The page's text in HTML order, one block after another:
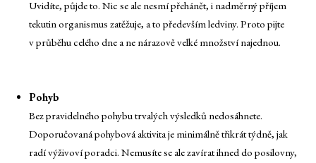
Uvidíte, půjde to. Nic se ale nesmí přehánět, i nadměrný příjem
tekutin organismus zatěžuje, a to především ledviny. Proto pijte
v průběhu celého dne a ne nárazově velké množství najednou.
Pohyb
Bez pravidelného pohybu trvalých výsledků nedosáhnete.
Doporučovaná pohybová aktivita je minimálně třikrát týdně, jak
radí výživoví poradci. Nemusíte se ale zavírat ihned do posilovny,